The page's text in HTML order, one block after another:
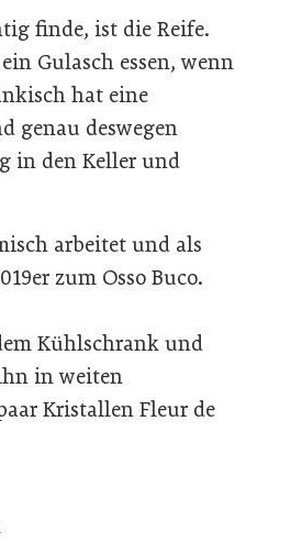
finde, ist die Reife.
Gulasch essen, wenn
hat eine
genau deswegen
in den Keller und
arbeitet und als
zum Osso Buco.
Kühlschrank und
in weiten
Kristallen Fleur de